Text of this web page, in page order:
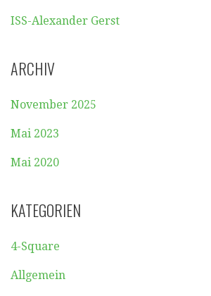
ISS-Alexander Gerst
ARCHIV
November 2025
Mai 2023
Mai 2020
KATEGORIEN
4-Square
Allgemein